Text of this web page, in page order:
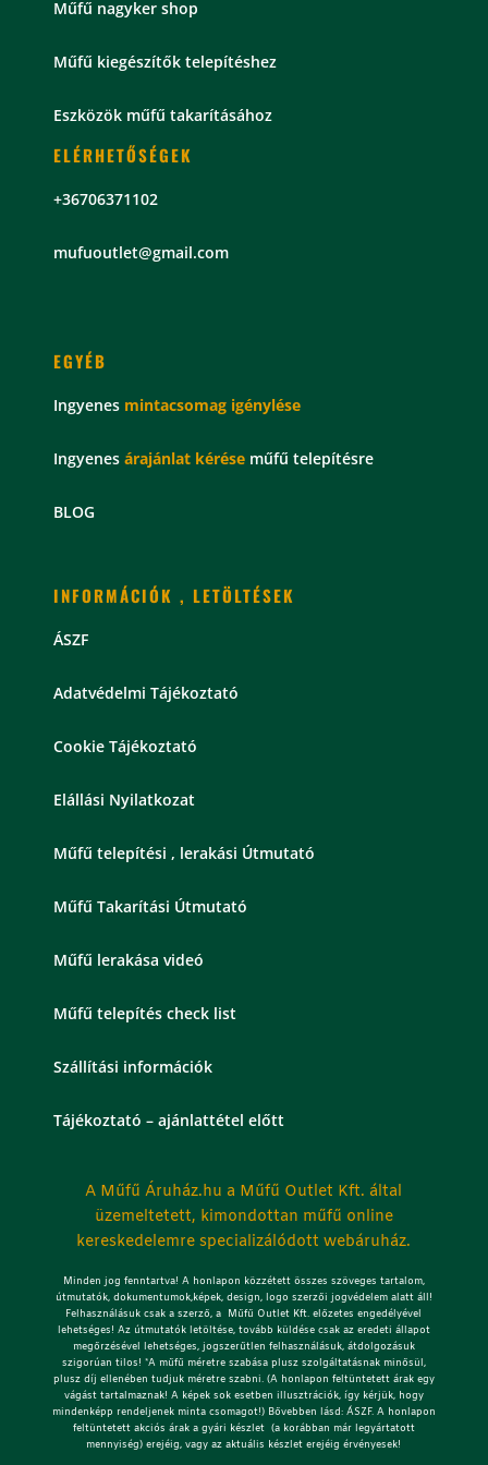
Műfű nagyker shop
Műfű kiegészítők telepítéshez
Eszközök műfű takarításához
ELÉRHETŐSÉGEK
+36706371102
mufuoutlet@gmail.com
EGYÉB
Ingyenes mintacsomag igénylése
Ingyenes árajánlat kérése műfű telepítésre
BLOG
INFORMÁCIÓK , LETÖLTÉSEK
ÁSZF
Adatvédelmi Tájékoztató
Cookie Tájékoztató
Elállási Nyilatkozat
Műfű telepítési , lerakási Útmutató
Műfű Takarítási Útmutató
Műfű lerakása videó
Műfű telepítés check list
Szállítási információk
Tájékoztató – ajánlattétel előtt
A Műfű Áruház.hu a Műfű Outlet Kft. által
üzemeltetett, kimondottan műfű online
kereskedelemre specializálódott webáruház.
Minden jog fenntartva! A honlapon közzétett összes szöveges tartalom,
útmutatók, dokumentumok,képek, design, logo szerzői jogvédelem alatt áll!
Felhasználásuk csak a szerző, a Műfű Outlet Kft. előzetes engedélyével
lehetséges! Az útmutatók letöltése, tovább küldése csak az eredeti állapot
megőrzésével lehetséges, jogszerűtlen felhasználásuk, átdolgozásuk
szigorúan tilos! *A műfű méretre szabása plusz szolgáltatásnak minősül,
plusz díj ellenében tudjuk méretre szabni. (A honlapon feltüntetett árak egy
vágást tartalmaznak! A képek sok esetben illusztrációk, így kérjük, hogy
mindenképp rendeljenek minta csomagot!) Bővebben lásd: ÁSZF. A honlapon
feltüntetett akciós árak a gyári készlet (a korábban már legyártatott
mennyiség) erejéig, vagy az aktuális készlet erejéig érvényesek!